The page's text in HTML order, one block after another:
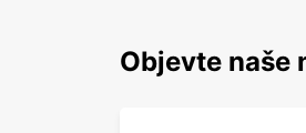
Objevte naše